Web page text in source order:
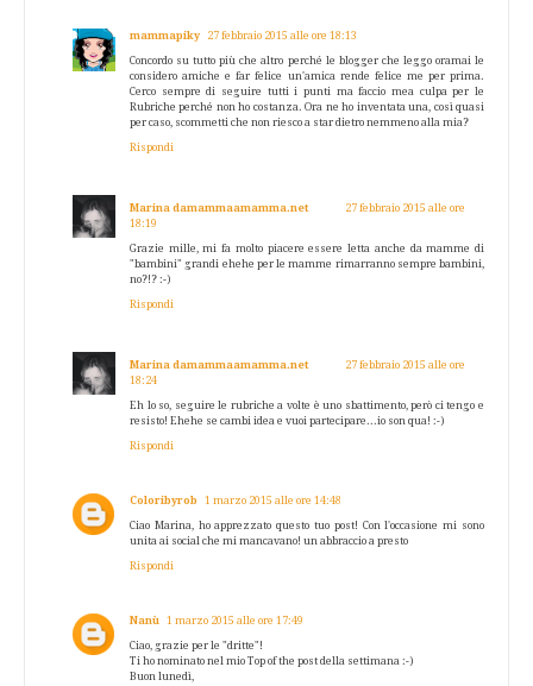
mammapiky 27 febbraio 2015 alle ore 18:13
Concordo su tutto più che altro perché le blogger che leggo oramai le
considero amiche e far felice un'amica rende felice me per prima.
Cerco sempre di seguire tutti i punti ma faccio mea culpa per le
Rubriche perché non ho costanza. Ora ne ho inventata una, così quasi
per caso, scommetti che non riesco a star dietro nemmeno alla mia?
Rispondi
Marina damammaamamma.net
27 febbraio 2015 alle ore
18:19
Grazie mille, mi fa molto piacere essere letta anche da mamme di
"bambini" grandi ehehe per le mamme rimarranno sempre bambini,
no?!? :-)
Rispondi
Marina damammaamamma.net
27 febbraio 2015 alle ore
18:24
Eh lo so, seguire le rubriche a volte è uno sbattimento, però ci tengo e
resisto! Ehehe se cambi idea e vuoi partecipare...io son qua! :-)
Rispondi
Coloribyrob 1 marzo 2015 alle ore 14:48
Ciao Marina, ho apprezzato questo tuo post! Con l'occasione mi sono
unita ai social che mi mancavano! un abbraccio a presto
Rispondi
Nanù 1 marzo 2015 alle ore 17:49
Ciao, grazie per le "dritte"!
Ti ho nominato nel mio Top of the post della settimana :-)
Buon lunedì,